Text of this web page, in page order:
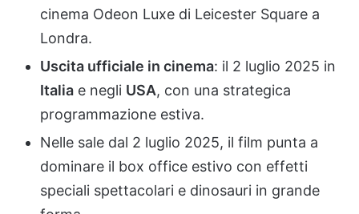
cinema Odeon Luxe di Leicester Square a
Londra.
Uscita ufficiale in cinema: il 2 luglio 2025 in
Italia e negli USA, con una strategica
programmazione estiva.
Nelle sale dal 2 luglio 2025, il film punta a
dominare il box office estivo con effetti
speciali spettacolari e dinosauri in grande